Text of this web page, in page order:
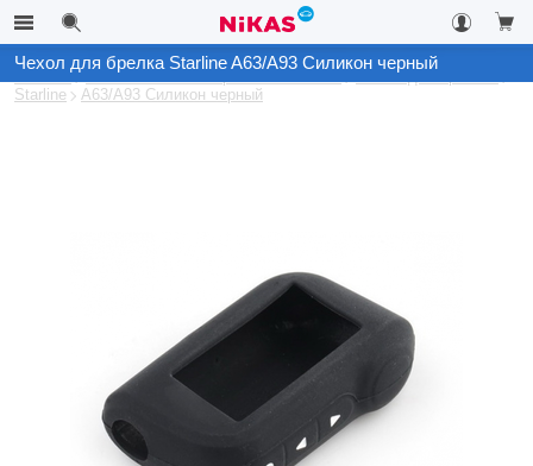
Каталог Автомобильные охранные системы
Чехлы для брелков
Starline
A63/A93 Силикон черный
Чехол для брелка Starline A63/A93 Силикон черный